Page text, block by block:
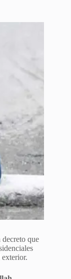
que
exterior.